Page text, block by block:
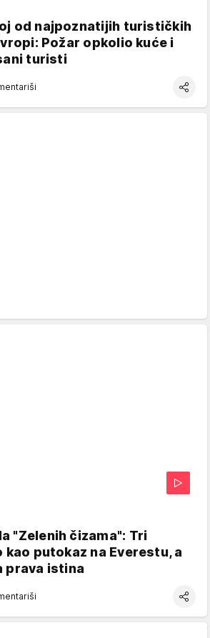
od najpoznatijih turističkih
Požar opkolio kuće i
turisti
"Zelenih čizama": Tri
putokaz na Everestu, a
prava istina